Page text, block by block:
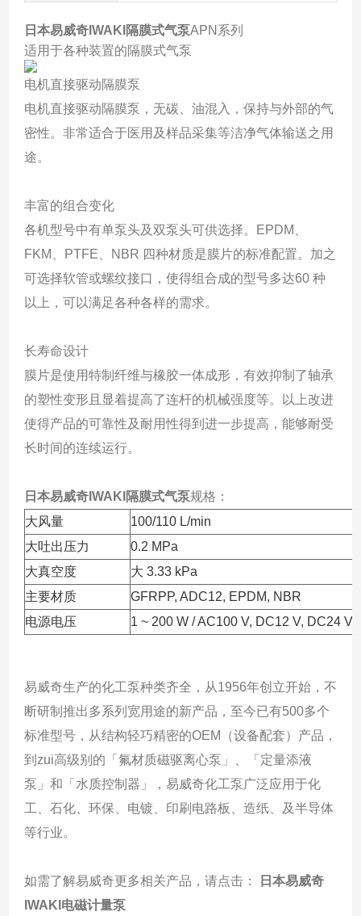
日本易威奇IWAKI隔膜式气泵APN系列
适用于各种装置的隔膜式气泵
电机直接驱动隔膜泵
电机直接驱动隔膜泵，无碳、油混入，保持与外部的气
密性。非常适合于医用及样品采集等洁净气体输送之用
途。
丰富的组合变化
各机型号中有单泵头及双泵头可供选择。EPDM、
FKM、PTFE、NBR 四种材质是膜片的标准配置。加之
可选择软管或螺纹接口，使得组合成的型号多达60 种
以上，可以满足各种各样的需求。
长寿命设计
膜片是使用特制纤维与橡胶一体成形，有效抑制了轴承
的塑性变形且显着提高了连杆的机械强度等。以上改进
使得产品的可靠性及耐用性得到进一步提高，能够耐受
长时间的连续运行。
日本易威奇IWAKI隔膜式气泵规格：
大风量
100/110 L/min
大吐出压力
0.2 MPa
大真空度
大 3.33 kPa
主要材质
GFRPP, ADC12, EPDM, NBR
电源电压
1 ~ 200 W / AC100 V, DC12 V, DC24 V
易威奇生产的化工泵种类齐全，从1956年创立开始，不
断研制推出多系列宽用途的新产品，至今已有500多个
标准型号，从结构轻巧精密的OEM（设备配套）产品，
到zui高级别的「氟材质磁驱离心泵」、「定量添液
泵」和「水质控制器」，易威奇化工泵广泛应用于化
工、石化、环保、电镀、印刷电路板、造纸、及半导体
等行业。
如需了解易威奇更多相关产品，请点击：
日本易威奇
IWAKI电磁计量泵